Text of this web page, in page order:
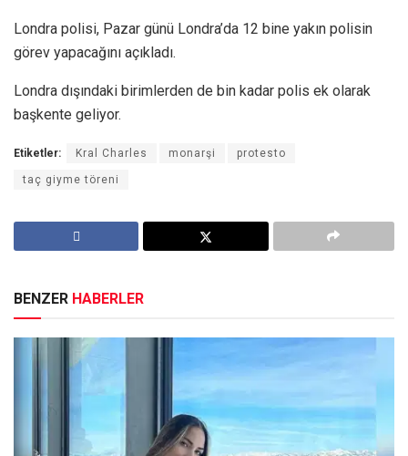
Londra polisi, Pazar günü Londra’da 12 bine yakın polisin
görev yapacağını açıkladı.
Londra dışındaki birimlerden de bin kadar polis ek olarak
başkente geliyor.
Etiketler: Kral Charles monarşi protesto
taç giyme töreni
BENZER HABERLER